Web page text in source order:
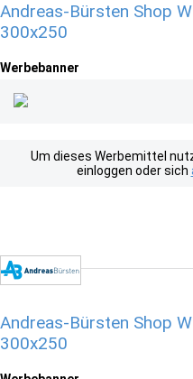
Andreas-Bürsten Shop
300x250
Werbebanner
Um dieses Werbemittel
einloggen oder sich
Andreas-Bürsten Shop
300x250